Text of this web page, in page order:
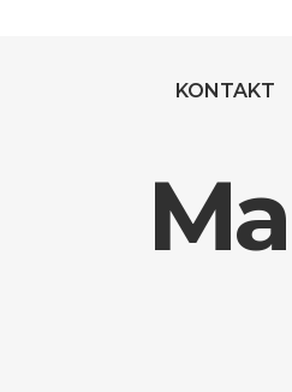
KONTAKT